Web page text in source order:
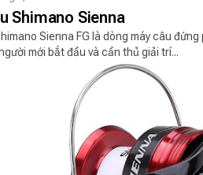
Shimano Sienna
Sienna FG là dòng máy câu
mới bắt đầu và cần thủ giải trí...